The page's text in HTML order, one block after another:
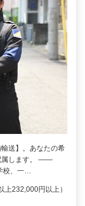
送】。あなたの希
属します。 ――
校、一…
232,000円以上）